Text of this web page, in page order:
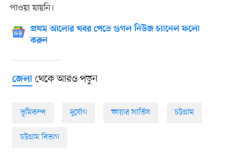
পাওয়া যায়নি।
প্রথম আলোর খবর পেতে গুগল নিউজ চ্যানেল ফলো
করুন
জেলাথেকে আরও পড়ুন
ভূমিকম্প দুর্যোগ ফায়ার সার্ভিস চট্টগ্রাম
চট্টগ্রাম বিভাগ